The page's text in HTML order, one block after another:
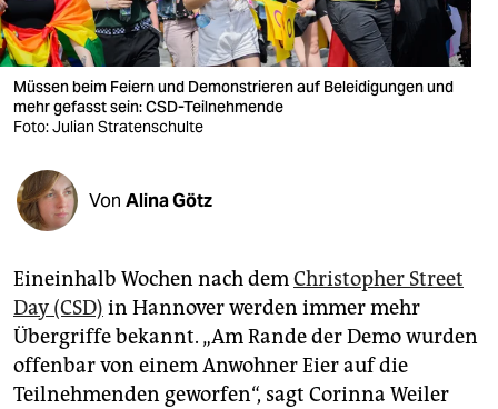
verlag
verlag
veranstaltungen
fragen & hilfe
abo
genossenschaft
epaper login
Müssen beim Feiern und Demonstrieren auf Beleidigungen und
mehr gefasst sein: CSD-Teilnehmende
Foto: Julian Stratenschulte
Von Alina Götz
Eineinhalb Wochen nach demChristopher Street
Day (CSD) in Hannover werden immer mehr
Übergriffe bekannt. „Am Rande der Demo wurden
offenbar von einem Anwohner Eier auf die
Teilnehmenden geworfen“, sagt Corinna Weiler